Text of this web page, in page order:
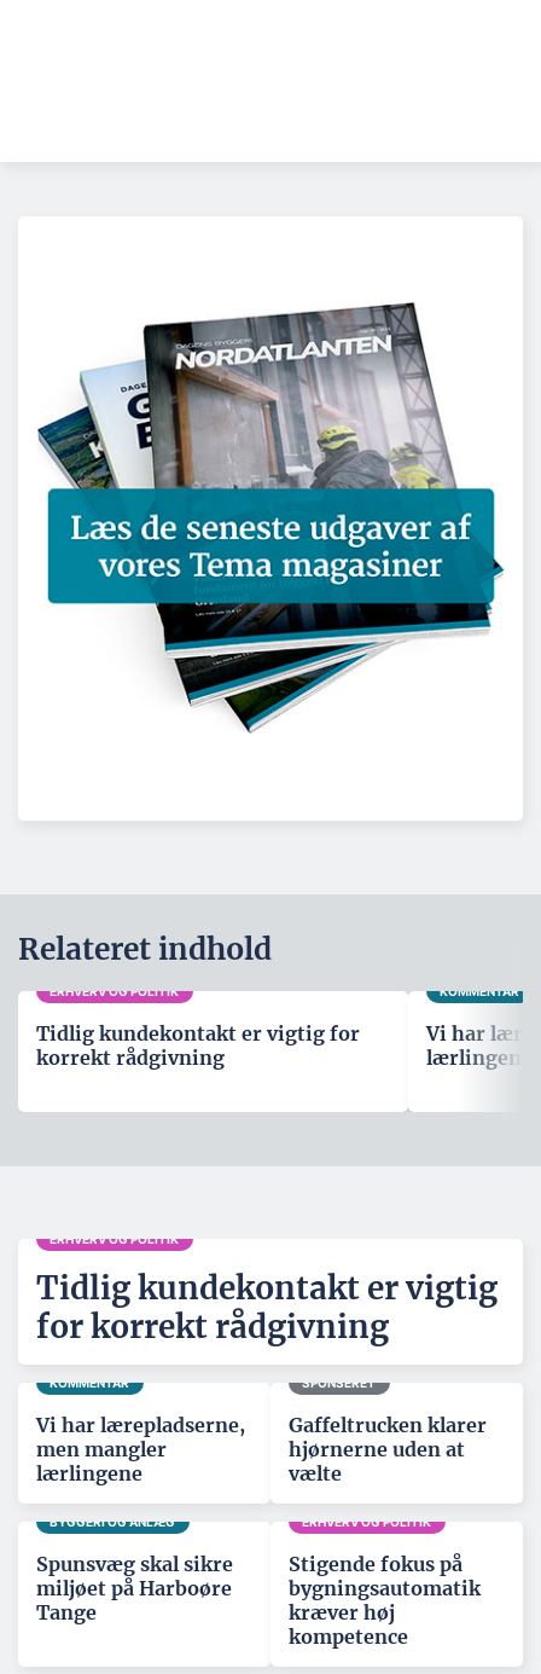
Relateret indhold
ERHVERV OG POLITIK
Tidlig kundekontakt er vigtig for
korrekt rådgivning
KOMMENTAR
Vi har
lærlingene
ERHVERV OG POLITIK
Tidlig kundekontakt er vigtig
for korrekt rådgivning
KOMMENTAR
Vi har lærepladserne,
men mangler
lærlingene
SPONSERET
Gaffeltrucken klarer
hjørnerne uden at
vælte
BYGGERI OG ANLÆG
Spunsvæg skal sikre
miljøet på Harboøre
Tange
ERHVERV OG POLITIK
Stigende fokus på
bygningsautomatik
kræver høj
kompetence